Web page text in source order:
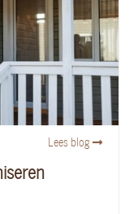
Lees blog